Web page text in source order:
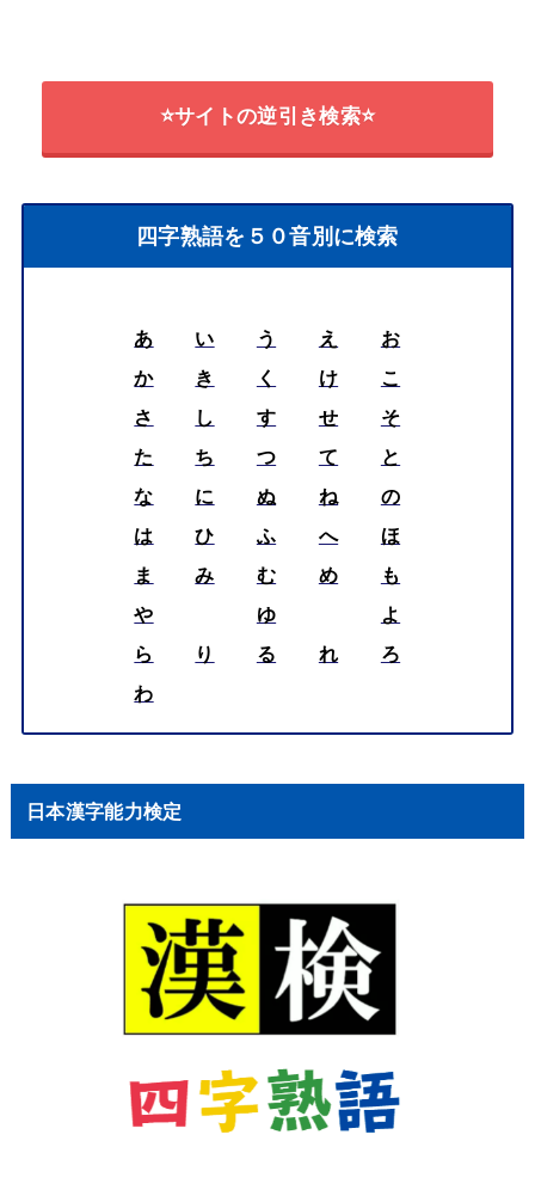
⭐サイトの逆引き検索⭐
四字熟語を５０音別に検索
あ い う え
お
か
き く け
こ
さ
し す せ
そ
た
ち つ て
と
な
に ぬ ね
の
は
ひ ふ へ
ほ
ま
み む め
も
や
ゆ
よ
ら
り る れ
ろ
わ
日本漢字能力検定